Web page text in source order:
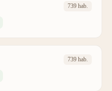
739 hab.
739 hab.